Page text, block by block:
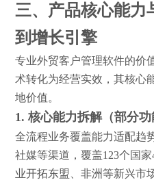
三、产品核心能力
到增长引擎
专业外贸客户管理软件的价
术转化为经营实效，其核心
地价值。
1. 核心能力拆解（部分
全流程业务覆盖能力适配趋
社媒等渠道，覆盖123个国
业开拓东盟、非洲等新兴市